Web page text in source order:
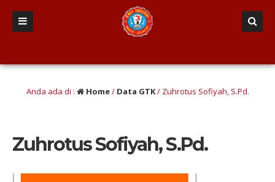
Anda ada di : Home/ Data GTK/ Zuhrotus Sofiyah, S.Pd.
Zuhrotus Sofiyah, S.Pd.